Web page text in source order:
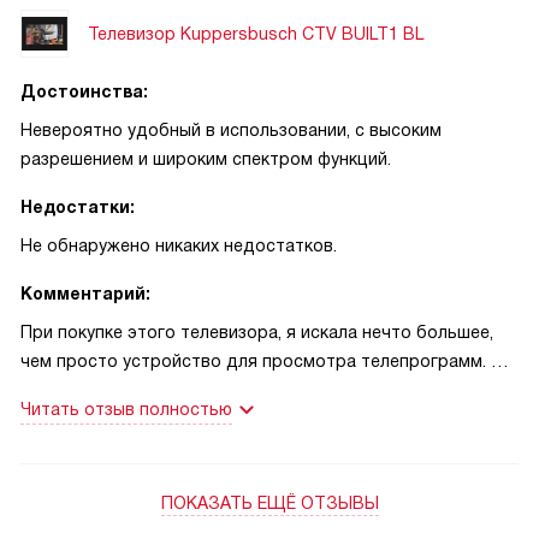
Телевизор Kuppersbusch CTV BUILT1 BL
Достоинства:
Невероятно удобный в использовании, с высоким
разрешением и широким спектром функций.
Недостатки:
Не обнаружено никаких недостатков.
Комментарий:
При покупке этого телевизора, я искала нечто большее,
чем просто устройство для просмотра телепрограмм. И я
центром моего домашнего развлечения.
современный вид. Он прекрасно вписался в интерьер
Читать отзыв полностью
ПОКАЗАТЬ ЕЩЁ ОТЗЫВЫ